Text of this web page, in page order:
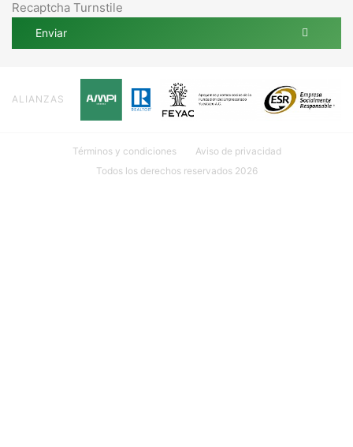
Recaptcha Turnstile
Enviar
ALIANZAS
Términos y condiciones
Aviso de privacidad
Todos los derechos reservados 2026